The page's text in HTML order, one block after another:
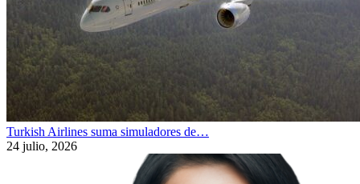
Turkish Airlines suma simuladores de…
24 julio, 2026